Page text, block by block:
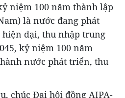
niệm 100 năm thành lập
là nước đang phát
đại, thu nhập trung
kỷ niệm 100 năm
nước phát triển, thu
chúc Đại hội đồng AIPA-